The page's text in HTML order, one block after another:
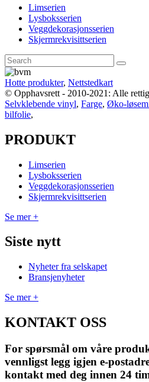
Limserien
Lysboksserien
Veggdekorasjonsserien
Skjermrekvisittserien
Hotte produkter, Nettstedkart
© Opphavsrett - 2010-2021: Alle
Selvklebende vinyl, Farge, Øko-
bilfolie,
PRODUKT
Limserien
Lysboksserien
Veggdekorasjonsserien
Skjermrekvisittserien
Se mer +
Siste nytt
Nyheter fra selskapet
Bransjenyheter
Se mer +
KONTAKT OSS
For spørsmål om våre
vennligst legg igjen e-
kontakt med deg innen 24